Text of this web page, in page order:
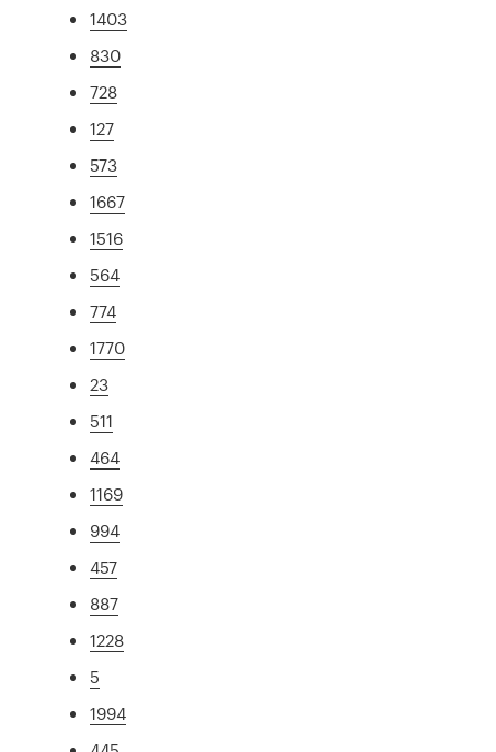
1403
830
728
127
573
1667
1516
564
774
1770
23
511
464
1169
994
457
887
1228
5
1994